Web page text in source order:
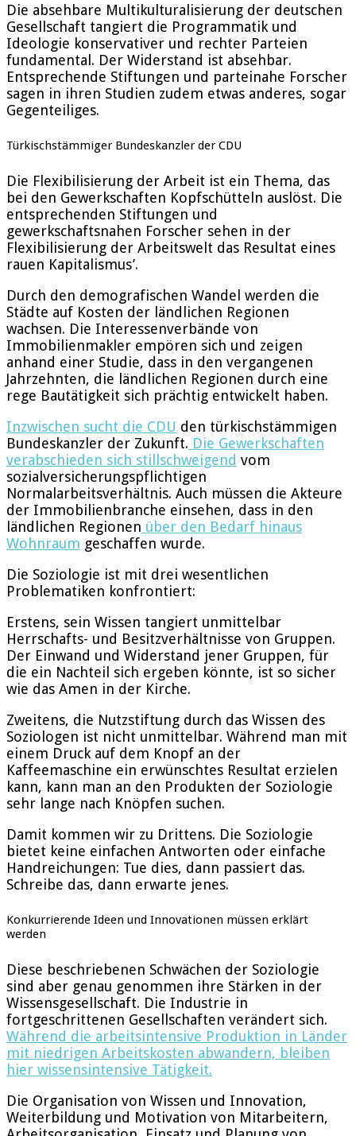
Die absehbare Multikulturalisierung der deutschen
Gesellschaft tangiert die Programmatik und
Ideologie konservativer und rechter Parteien
fundamental. Der Widerstand ist absehbar.
Entsprechende Stiftungen und parteinahe Forscher
sagen in ihren Studien zudem etwas anderes, sogar
Gegenteiliges.
Türkischstämmiger Bundeskanzler der CDU
Die Flexibilisierung der Arbeit ist ein Thema, das
bei den Gewerkschaften Kopfschütteln auslöst. Die
entsprechenden Stiftungen und
gewerkschaftsnahen Forscher sehen in der
Flexibilisierung der Arbeitswelt das Resultat eines
rauen Kapitalismus’.
Durch den demografischen Wandel werden die
Städte auf Kosten der ländlichen Regionen
wachsen. Die Interessenverbände von
Immobilienmakler empören sich und zeigen
anhand einer Studie, dass in den vergangenen
Jahrzehnten, die ländlichen Regionen durch eine
rege Bautätigkeit sich prächtig entwickelt haben.
Inzwischen sucht die CDU den türkischstämmigen
Bundeskanzler der Zukunft. Die Gewerkschaften
verabschieden sich stillschweigend vom
sozialversicherungspflichtigen
Normalarbeitsverhältnis. Auch müssen die Akteure
der Immobilienbranche einsehen, dass in den
ländlichen Regionen über den Bedarf hinaus
Wohnraum geschaffen wurde.
Die Soziologie ist mit drei wesentlichen
Problematiken konfrontiert:
Erstens, sein Wissen tangiert unmittelbar
Herrschafts- und Besitzverhältnisse von Gruppen.
Der Einwand und Widerstand jener Gruppen, für
die ein Nachteil sich ergeben könnte, ist so sicher
wie das Amen in der Kirche.
Zweitens, die Nutzstiftung durch das Wissen des
Soziologen ist nicht unmittelbar. Während man mit
einem Druck auf dem Knopf an der
Kaffeemaschine ein erwünschtes Resultat erzielen
kann, kann man an den Produkten der Soziologie
sehr lange nach Knöpfen suchen.
Damit kommen wir zu Drittens. Die Soziologie
bietet keine einfachen Antworten oder einfache
Handreichungen: Tue dies, dann passiert das.
Schreibe das, dann erwarte jenes.
Konkurrierende Ideen und Innovationen müssen erklärt
werden
Diese beschriebenen Schwächen der Soziologie
sind aber genau genommen ihre Stärken in der
Wissensgesellschaft. Die Industrie in
fortgeschrittenen Gesellschaften verändert sich.
Während die arbeitsintensive Produktion in Länder
mit niedrigen Arbeitskosten abwandern, bleiben
hier wissensintensive Tätigkeit.
Die Organisation von Wissen und Innovation,
Weiterbildung und Motivation von Mitarbeitern,